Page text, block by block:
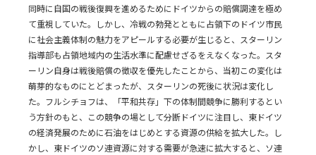
同時に自国の戦後復興を進めるためにドイツからの賠償調達を極め
て重視していた。しかし、冷戦の勃発とともに占領下のドイツ市民
に社会主義体制の魅力をアピールする必要が生じると、スターリン
指導部も占領地域内の生活水準に配慮せざるをえなくなった。スタ
ーリン自身は戦後賠償の徴収を優先したことから、当初この変化は
萌芽的なものにとどまったが、スターリンの死後に状況は変化し
た。フルシチョフは、「平和共存」下の体制間競争に勝利するとい
う方針のもと、この競争の場として分断ドイツに注目し、東ドイツ
の経済発展のために石油をはじめとする資源の供給を拡大した。し
かし、東ドイツのソ連資源に対する需要が急速に拡大すると、ソ連